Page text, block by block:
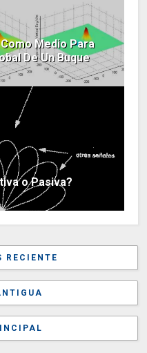
Medio Para
De Un Buque
o Pasiva?
RECIENTE